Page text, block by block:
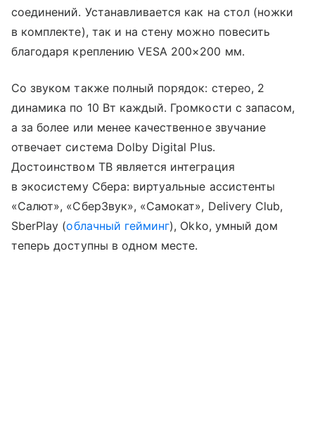
соединений. Устанавливается как на стол (ножки
в комплекте), так и на стену можно повесить
благодаря креплению VESA 200×200 мм.
Со звуком также полный порядок: стерео, 2
динамика по 10 Вт каждый. Громкости с запасом,
а за более или менее качественное звучание
отвечает система Dolby Digital Plus.
Достоинством ТВ является интеграция
в экосистему Сбера: виртуальные ассистенты
«Салют», «СберЗвук», «Самокат», Delivery Club,
SberPlay (облачный гейминг), Okko, умный дом
теперь доступны в одном месте.